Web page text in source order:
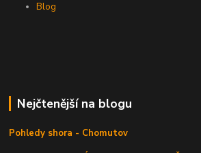
Blog
Nejčtenější na blogu
Pohledy shora - Chomutov